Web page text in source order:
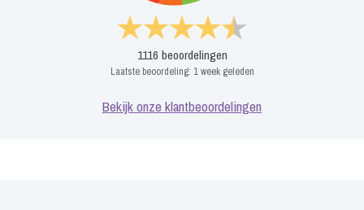
1116 beoordelingen
Laatste beoordeling: 1 week geleden
Bekijk onze klantbeoordelingen